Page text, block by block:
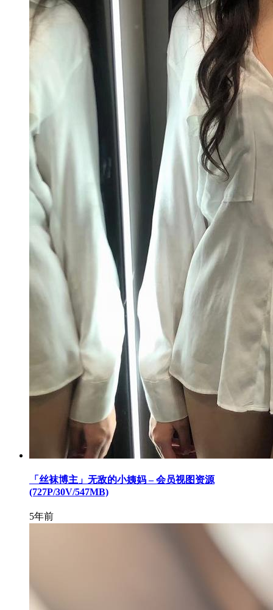
「丝袜博主」无敌的小姨妈 – 会员视图资源
(727P/30V/547MB)
5年前